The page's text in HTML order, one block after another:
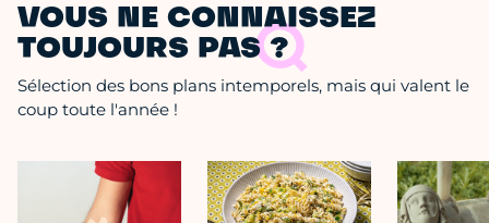
VOUS NE CONNAISSEZ
TOUJOURS PAS ?
Sélection des bons plans intemporels, mais qui valent le
coup toute l'année !